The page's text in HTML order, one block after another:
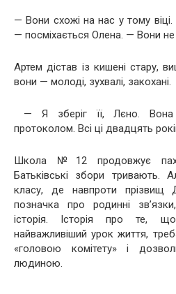
— Вони схожі на нас у тому
— посміхається Олена. — Вони
Артем дістав із кишені стару,
вони — молоді, зухвалі, закохані.
— Я зберіг її, Лєно. Вона
протоколом. Всі ці двадцять
Школа №12 продовжує
Батьківські збори тривають.
класу, де навпроти прізвищ
позначка про родинні
історія. Історія про те,
найважливіший урок життя,
«головою комітету» і
людиною.